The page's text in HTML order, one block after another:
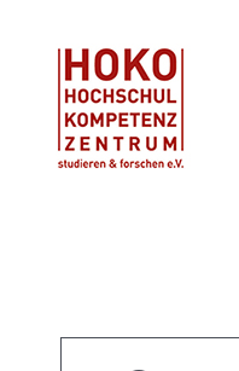
springen